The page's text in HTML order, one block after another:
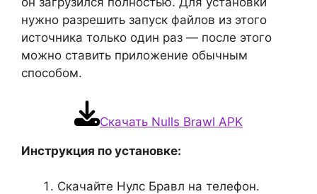
нужно разрешить запуск файлов из этого
источника только один раз — после этого
можно ставить приложение обычным
способом.
Скачать Nulls Brawl APK
Инструкция по установке:
Скачайте Нулс Бравл на телефон.